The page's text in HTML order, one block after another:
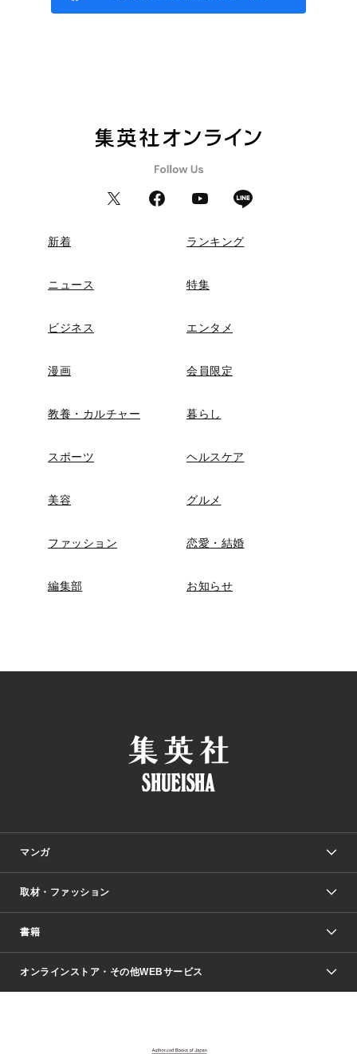
新着 ランキング
ニュース 特集
ビジネス エンタメ
漫画 会員限定
教養・カルチャー 暮らし
スポーツ ヘルスケア
美容 グルメ
ファッション 恋愛・結婚
編集部 お知らせ
マンガ
少年マンガ
Vジャンプ
週刊ヤングジャンプ
少女マンガ
取材・ファッション
Seventeen
芸能・情報・スポーツ
書籍
文芸・文庫・総合
オンラインストア・その他WEBサービス